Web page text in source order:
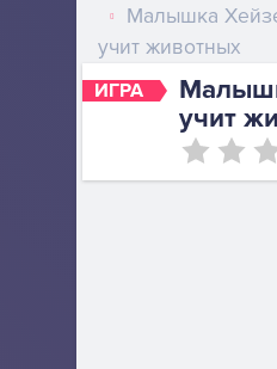
ИГРА
учит
Малышка
учит животных